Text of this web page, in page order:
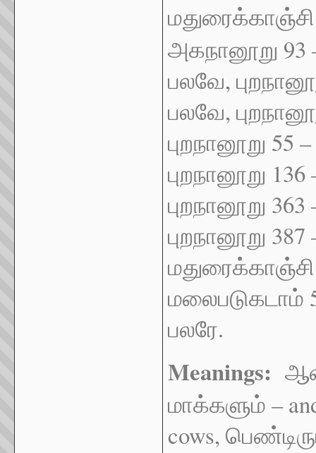
அகநானூறு
பலவே,
பலவே,
புறநானூறு
புறநானூறு
புறநானூறு
புறநானூறு
மலைபடுகடாம்
பலரே.
Meanings:
மாக்களும் –
cows,